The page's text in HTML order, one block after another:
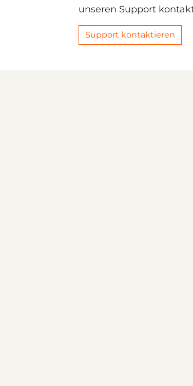
unseren Support
Support kontaktieren